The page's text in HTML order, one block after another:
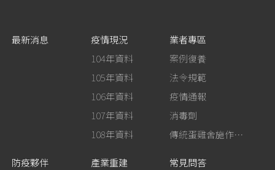
最新消息
疫情現況
104年資料
105年資料
106年資料
107年資料
108年資料
業者專區
案例復養
法令規範
疫情通報
消毒劑
傳統蛋雞舍施作生石灰消毒
防疫夥伴
產業重建
常見問答